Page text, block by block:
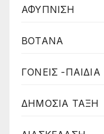
ΑΦΥΠΝΙΣΗ
ΒΟΤΑΝΑ
ΓΟΝΕΙΣ -ΠΑΙΔΙΑ
ΔΗΜΟΣΙΑ ΤΑΞΗ